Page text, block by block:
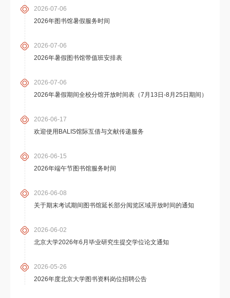
2026-07-06
2026年图书馆暑假服务时间
2026-07-06
2026年暑假图书馆带值班安排表
2026-07-06
2026年暑假期间全校分馆开放时间表（7月13日-8月25日期间）
2026-06-17
欢迎使用BALIS馆际互借与文献传递服务
2026-06-15
2026年端午节图书馆服务时间
2026-06-08
关于期末考试期间图书馆延长部分阅览区域开放时间的通知
2026-06-02
北京大学2026年6月毕业研究生提交学位论文通知
2026-05-26
2026年度北京大学图书资料岗位招聘公告